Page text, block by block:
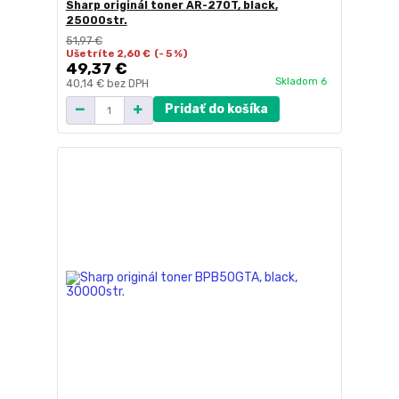
Sharp originál toner AR-270T, black,
25000str.
51,97 €
Ušetríte 2,60 € (- 5 %)
49,37 €
40,14 € bez DPH Skladom 6
Pridať do košíka